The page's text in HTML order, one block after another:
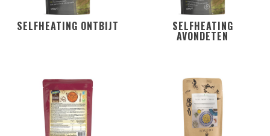
SELFHEATING ONTBIJT SELFHEATING
AVONDETEN